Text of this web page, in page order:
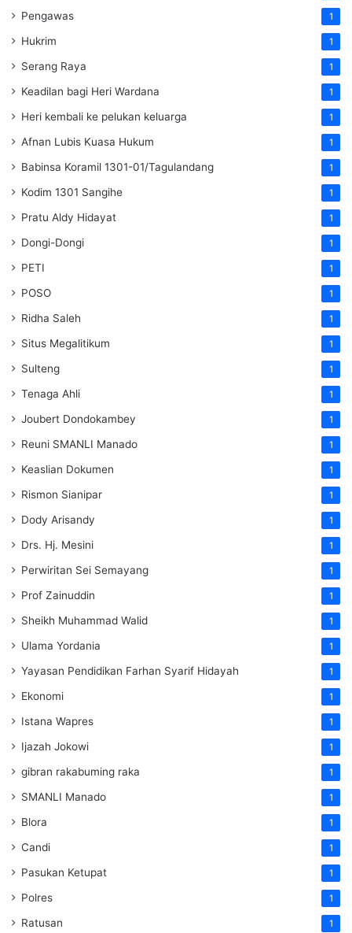
Pengawas 1
Hukrim 1
Serang Raya 1
Keadilan bagi Heri Wardana 1
Heri kembali ke pelukan keluarga 1
Afnan Lubis Kuasa Hukum 1
Babinsa Koramil 1301-01/Tagulandang 1
Kodim 1301 Sangihe 1
Pratu Aldy Hidayat 1
Dongi-Dongi 1
PETI 1
POSO 1
Ridha Saleh 1
Situs Megalitikum 1
Sulteng 1
Tenaga Ahli 1
Joubert Dondokambey 1
Reuni SMANLI Manado 1
Keaslian Dokumen 1
Rismon Sianipar 1
Dody Arisandy 1
Drs. Hj. Mesini 1
Perwiritan Sei Semayang 1
Prof Zainuddin 1
Sheikh Muhammad Walid 1
Ulama Yordania 1
Yayasan Pendidikan Farhan Syarif Hidayah 1
Ekonomi 1
Istana Wapres 1
Ijazah Jokowi 1
gibran rakabuming raka 1
SMANLI Manado 1
Blora 1
Candi 1
Pasukan Ketupat 1
Polres 1
Ratusan 1